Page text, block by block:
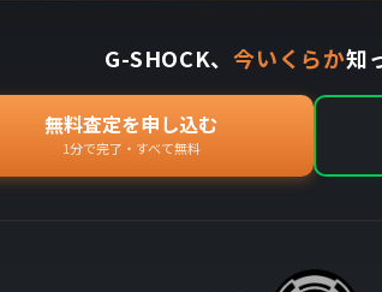
G-SHOCK、今いくらか知
無料査定を申し込む
1分で完了・すべて無料